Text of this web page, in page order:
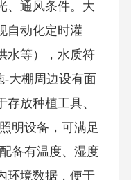
、通风条件。大
自动化定时灌
水等），水质符
大棚周边设有面
放种植工具、
明设备，可满足
备有温度、湿度
环境数据，便于